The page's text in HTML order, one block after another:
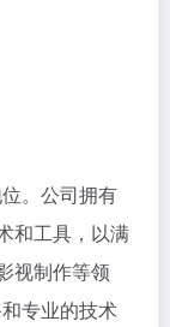
。公司拥有
和工具，以满
视制作等领
专业的技术